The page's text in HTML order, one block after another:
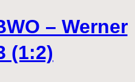
– Werner
(1:2)